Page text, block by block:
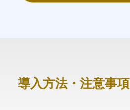
導入方法・注意事項